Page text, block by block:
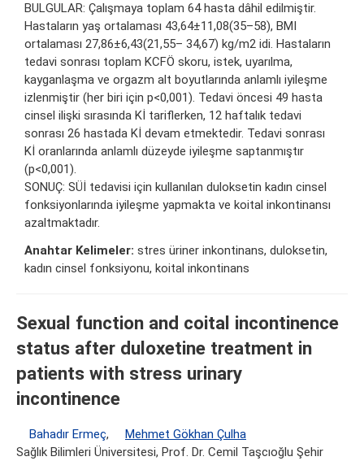
BULGULAR: Çalışmaya toplam 64 hasta dâhil edilmiştir.
Hastaların yaş ortalaması 43,64±11,08(35–58), BMI
ortalaması 27,86±6,43(21,55– 34,67) kg/m2 idi. Hastaların
tedavi sonrası toplam KCFÖ skoru, istek, uyarılma,
kayganlaşma ve orgazm alt boyutlarında anlamlı iyileşme
izlenmiştir (her biri için p<0,001). Tedavi öncesi 49 hasta
cinsel ilişki sırasında Kİ tariflerken, 12 haftalık tedavi
sonrası 26 hastada Kİ devam etmektedir. Tedavi sonrası
Kİ oranlarında anlamlı düzeyde iyileşme saptanmıştır
(p<0,001).
SONUÇ: SÜİ tedavisi için kullanılan duloksetin kadın cinsel
fonksiyonlarında iyileşme yapmakta ve koital inkontinansı
azaltmaktadır.
Anahtar Kelimeler: stres üriner inkontinans, duloksetin,
kadın cinsel fonksiyonu, koital inkontinans
Sexual function and coital incontinence
status after duloxetine treatment in
patients with stress urinary
incontinence
Bahadır Ermeç,
Mehmet Gökhan Çulha
Sağlık Bilimleri Üniversitesi, Prof. Dr. Cemil Taşcıoğlu Şehir